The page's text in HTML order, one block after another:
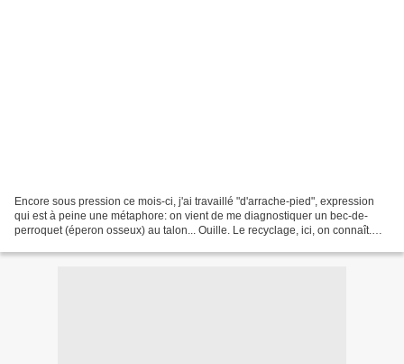
Encore sous pression ce mois-ci, j'ai travaillé "d'arrache-pied", expression
qui est à peine une métaphore: on vient de me diagnostiquer un bec-de-
perroquet (éperon osseux) au talon... Ouille. Le recyclage, ici, on connaît.